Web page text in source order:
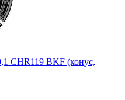
CHR119 BKF (конус,